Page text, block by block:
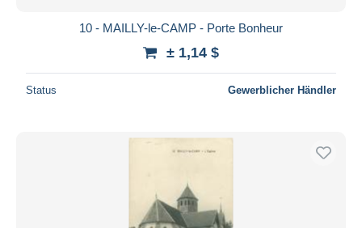
10 - MAILLY-le-CAMP - Porte Bonheur
± 1,14 $
Status Gewerblicher Händler